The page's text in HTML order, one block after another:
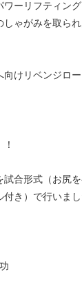
ワーリフティン
ゃがみを取ら
けリベンジロー
試合形式（お尻
き）で行いまし